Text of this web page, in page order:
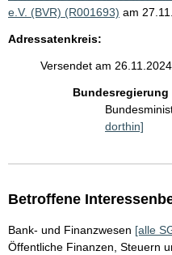
e.V. (BVR) (R001693) am
Adressatenkreis:
Versendet am
Bundesregierung
dorthin]
Betroffene
Bank- und Finanzwesen [alle
Öffentliche Finanzen, Steuern